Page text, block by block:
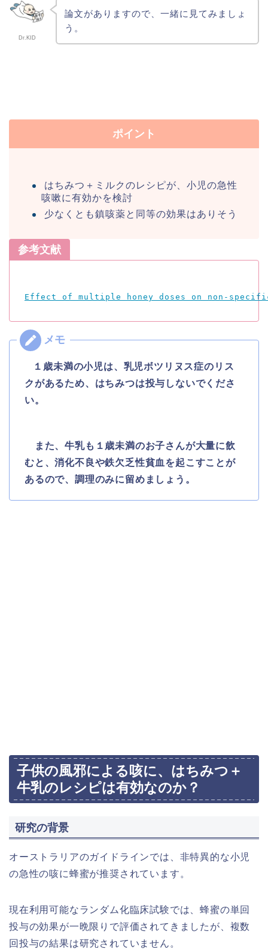
Dr.KID
論文がありますので、一緒に見てみましょ
う。
ポイント
はちみつ＋ミルクのレシピが、小児の急性
咳嗽に有効かを検討
少なくとも鎮咳薬と同等の効果はありそう
参考文献
Effect of multiple honey doses on non-
１歳未満の小児は、乳児ボツリヌス症のリス
クがあるため、はちみつは投与しないでくださ
い。
また、牛乳も１歳未満のお子さんが大量に飲
むと、消化不良や鉄欠乏性貧血を起こすことが
あるので、調理のみに留めましょう。
子供の風邪による咳に、はちみつ＋
牛乳のレシピは有効なのか？
研究の背景
オーストラリアのガイドラインでは、非特異的な小児
の急性の咳に蜂蜜が推奨されています。​
現在利用可能なランダム化臨床試験では、蜂蜜の単回
投与の効果が一晩限りで評価されてきましたが、複数
回投与の結果は研究されていません。